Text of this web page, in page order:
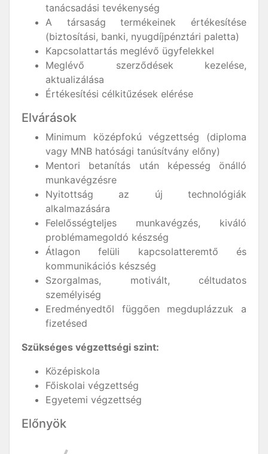
tanácsadási tevékenység
A társaság termékeinek értékesítése
(biztosítási, banki, nyugdíjpénztári paletta)
Kapcsolattartás meglévő ügyfelekkel
Meglévő szerződések kezelése,
aktualizálása
Értékesítési célkitűzések elérése
Elvárások
Minimum középfokú végzettség (diploma
vagy MNB hatósági tanúsítvány előny)
Mentori betanítás után képesség önálló
munkavégzésre
Nyitottság az új technológiák
alkalmazására
Felelősségteljes munkavégzés, kiváló
problémamegoldó készség
Átlagon felüli kapcsolatteremtő és
kommunikációs készség
Szorgalmas, motivált, céltudatos
személyiség
Eredményedtől függően megduplázzuk a
fizetésed
Szükséges végzettségi szint:
Középiskola
Főiskolai végzettség
Egyetemi végzettség
Előnyök